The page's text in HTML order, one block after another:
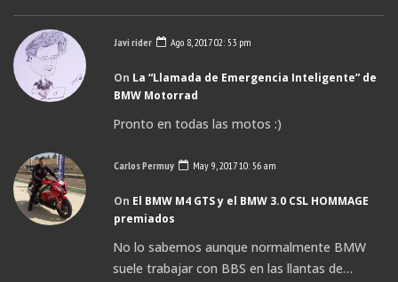
Javi rider Ago 8, 2017 02: 53 pm
On La “Llamada de Emergencia Inteligente” de
BMW Motorrad
Pronto en todas las motos :)
Carlos Permuy May 9, 2017 10: 56 am
On El BMW M4 GTS y el BMW 3.0 CSL HOMMAGE
premiados
No lo sabemos aunque normalmente BMW
suele trabajar con BBS en las llantas de…